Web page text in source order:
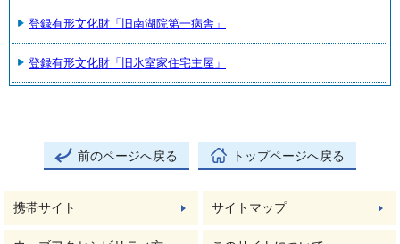
登録有形文化財「旧南湖院第一病舎」
登録有形文化財「旧氷室家住宅主屋」
前のページへ戻る トップページへ戻る
携帯サイト サイトマップ